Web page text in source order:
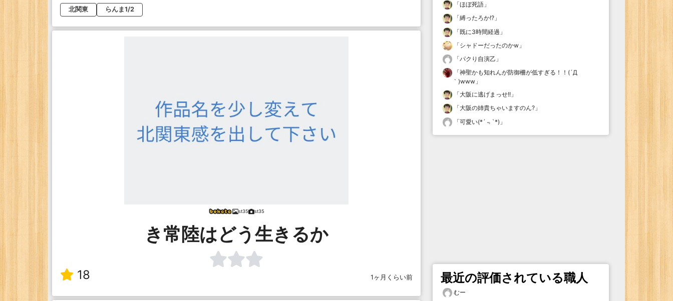
北関東
らんま1/2
st35 st35
き常陸はどう生きるか
18 1ヶ月くらい前
「ほぼ死語 」
「縛ったろか!? 」
「既に3時間経過 」
「シャドーだったのかw 」
「パクり自演乙 」
「神聖かも知れんが防御柵が低すぎる！！(´Д
｀)www 」
「大阪に逃げまっせ!! 」
「大阪の姉貴ちゃいますのん? 」
「可愛い(*´﹃`*) 」
最近の評価されている職人
むー